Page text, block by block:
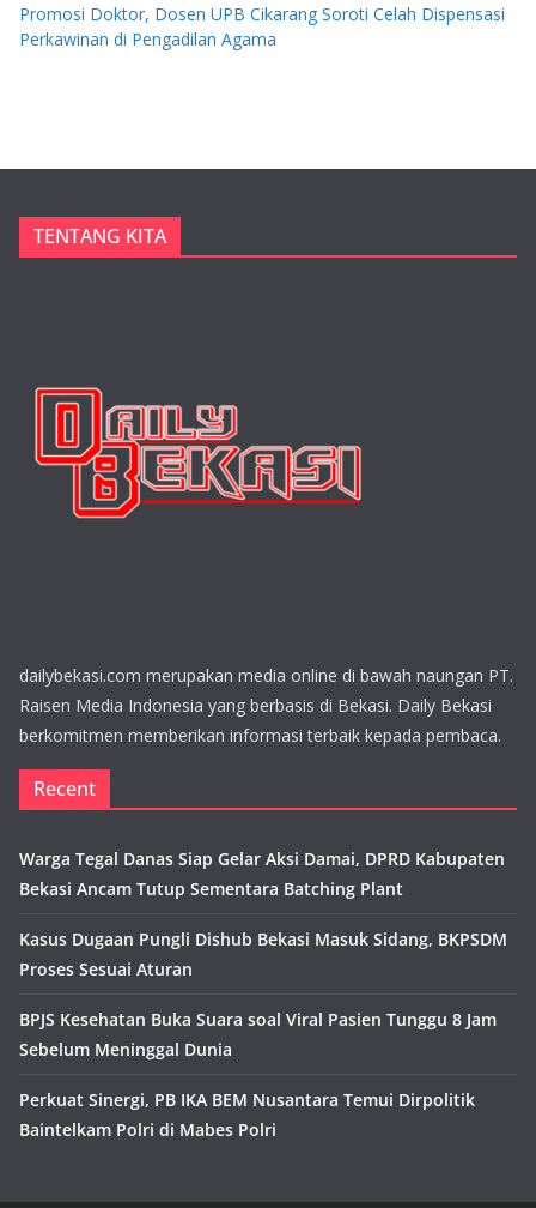
Promosi Doktor, Dosen UPB Cikarang Soroti Celah Dispensasi
Perkawinan di Pengadilan Agama
TENTANG KITA
dailybekasi.com merupakan media online di bawah naungan PT.
Raisen Media Indonesia yang berbasis di Bekasi. Daily Bekasi
berkomitmen memberikan informasi terbaik kepada pembaca.
Recent
Warga Tegal Danas Siap Gelar Aksi Damai, DPRD Kabupaten
Bekasi Ancam Tutup Sementara Batching Plant
Kasus Dugaan Pungli Dishub Bekasi Masuk Sidang, BKPSDM
Proses Sesuai Aturan
BPJS Kesehatan Buka Suara soal Viral Pasien Tunggu 8 Jam
Sebelum Meninggal Dunia
Perkuat Sinergi, PB IKA BEM Nusantara Temui Dirpolitik
Baintelkam Polri di Mabes Polri